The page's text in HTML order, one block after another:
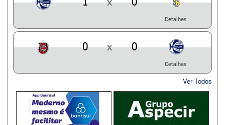
Detalhes
0 x 0
Detalhes
Ver Todos